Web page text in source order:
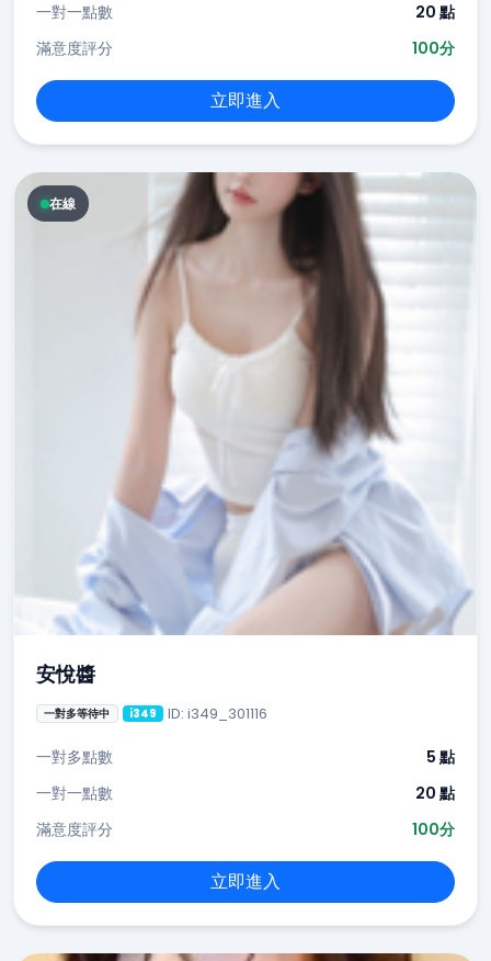
一對一點數
20 點
滿意度評分
100分
立即進入
在線
安悅醬
一對多等待中 i349 ID: i349_301116
一對多點數
5 點
一對一點數
20 點
滿意度評分
100分
立即進入